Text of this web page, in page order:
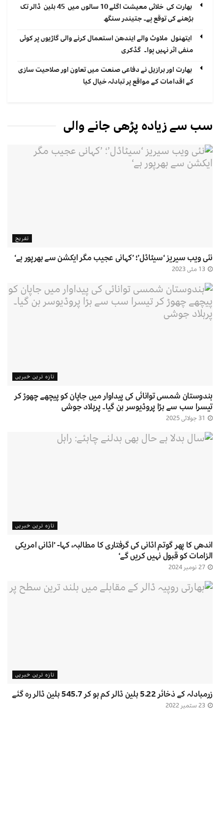
بھارت کی خلائی معیشت اگلے 10 سالوں میں 45 بلین ڈالر تک
بڑھنے کی توقع ہے۔ جتیندر سنگھ
ایتھنول ملاوٹ والے ایندھن استعمال کرنے والی گاڑیوں پر کوئی
منفی اثر نہیں ہوا۔ گڈکری
بھارت اور برازیل نے دفاعی صنعت میں تعاون اور صلاحیت سازی
کے اقدامات کے مواقع پر تبادلہ خیال کیا
سب سے زیادہ پڑھی جانے والی
تفریح
نئی ویب سیریز ‘سیٹاڈل’؛ ’کہانی عجیب مگر ایکشن سے بھرپور ہے‘
تازہ ترین خبریں
ہندوستان شمسی توانائی کی پیداوار میں جاپان کو پیچھے چھوڑ کر
تیسرا سب سے بڑا پروڈیوسر بن گیا۔ پرہلاد جوشی
تازہ ترین خبریں
اندھی کا پھر گوتم اڈانی کی گرفتاری کا مطالبہ، کہا- ’اڈانی امریکی
الزامات کو قبول نہیں کریں گے‘
تازہ ترین خبریں
زرمبادلہ کے ذخائر 5.22 بلین ڈالر کم ہو کر 545.7 بلین ڈالر رہ گئے